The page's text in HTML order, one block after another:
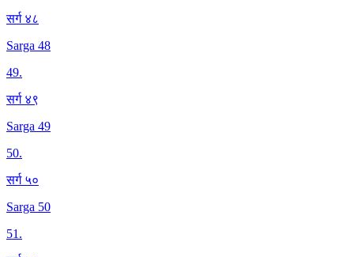
सर्ग ४८
Sarga 48
49.
सर्ग ४९
Sarga 49
50.
सर्ग ५०
Sarga 50
51.